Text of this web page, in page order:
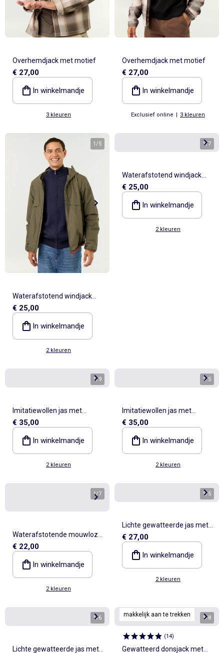
Overhemdjack met motief
€ 27,00
In winkelmandje
3 kleuren
Overhemdjack met motief
€ 27,00
In winkelmandje
Exclusief online | 3 kleuren
1/5
Waterafstotend windjack
met capuchon
€ 25,00
In winkelmandje
2 kleuren
1/7
Waterafstotend windjack
met capuchon
€ 25,00
In winkelmandje
2 kleuren
1/9
Imitatiewollen jas met
overhemdkraag
€ 35,00
In winkelmandje
2 kleuren
1/5
Imitatiewollen jas met
overhemdkraag
€ 35,00
In winkelmandje
2 kleuren
1/7
Waterafstotende mouwloze
gewatteerde jas
€ 22,00
In winkelmandje
2 kleuren
1/5
Lichte gewatteerde jas met
ritssluiting
€ 27,00
In winkelmandje
2 kleuren
1/6
Lichte gewatteerde jas met
makkelijk aan te trekken 1/8
(14)
Gewatteerd donsjack met